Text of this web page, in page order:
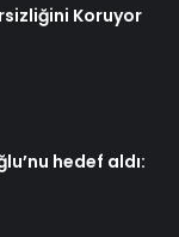
Koruyor
hedef aldı: